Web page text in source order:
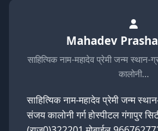
Mahadev
साहित्यिक नाम-महादेव प्रेमी जन्म स्थान-
कालोनी…
साहित्यिक नाम-महादेव प्रेमी जन्म
संजय कालोनी गर्ग होस्पीटल गंगापुर